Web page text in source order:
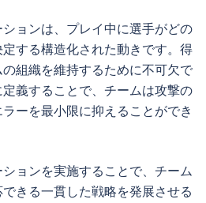
ョンは、プレイ中に選手がどの
する構造化された動きです。得
組織を維持するために不可欠で
義することで、チームは攻撃の
ーを最小限に抑えることができ
ョンを実施することで、チーム
きる一貫した戦略を発展させる